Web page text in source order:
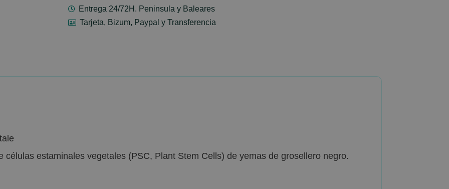
Entrega 24/72H. Peninsula y Baleares
Tarjeta, Bizum, Paypal y Transferencia
células estaminales vegetales (PSC, Plant Stem Cells) de yemas de grosellero negro.